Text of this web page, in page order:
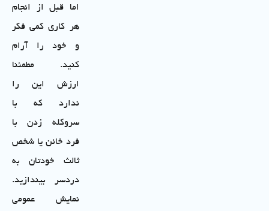
اما قبل از انجام
هر کاری کمی فکر
و خود را آرام
کنید. مطمئنا
ارزش این را
ندارد که با
سر‌و‌کله زدن با
فرد خائن یا شخص
ثالث خودتان به
دردسر بیندازید.
نمایش عمومی